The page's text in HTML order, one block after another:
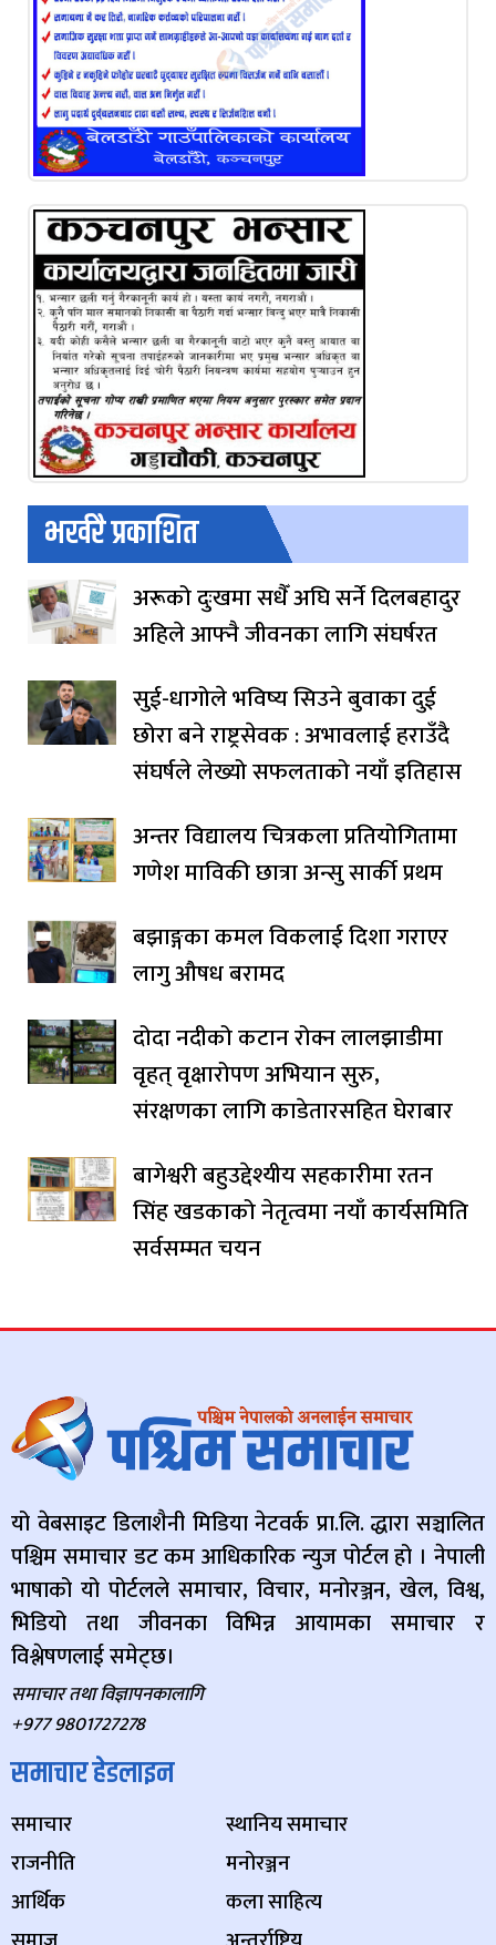
भर्खरै प्रकाशित
अरूको दुःखमा सधैँ अघि सर्ने दिलबहादुर
अहिले आफ्नै जीवनका लागि संघर्षरत
सुई-धागोले भविष्य सिउने बुवाका दुई
छोरा बने राष्ट्रसेवक : अभावलाई हराउँदै
संघर्षले लेख्यो सफलताको नयाँ इतिहास
अन्तर विद्यालय चित्रकला प्रतियोगितामा
गणेश माविकी छात्रा अन्सु सार्की प्रथम
बझाङ्गका कमल विकलाई दिशा गराएर
लागु औषध बरामद
दोदा नदीको कटान रोक्न लालझाडीमा
वृहत् वृक्षारोपण अभियान सुरु,
संरक्षणका लागि काडेतारसहित घेराबार
बागेश्वरी बहुउद्देश्यीय सहकारीमा रतन
सिंह खडकाको नेतृत्वमा नयाँ कार्यसमिति
सर्वसम्मत चयन
यो वेबसाइट डिलाशैनी मिडिया नेटवर्क प्रा.लि. द्धारा सञ्चालित
पश्चिम समाचार डट कम आधिकारिक न्युज पोर्टल हो । नेपाली
भाषाको यो पोर्टलले समाचार, विचार, मनोरञ्जन, खेल, विश्व,
भिडियो तथा जीवनका विभिन्न आयामका समाचार र
विश्लेषणलाई समेट्छ।
समाचार तथा विज्ञापनकालागि
+977 9801727278
समाचार हेडलाइन
समाचार
राजनीति
आर्थिक
स्थानिय समाचार
मनोरञ्जन
कला साहित्य